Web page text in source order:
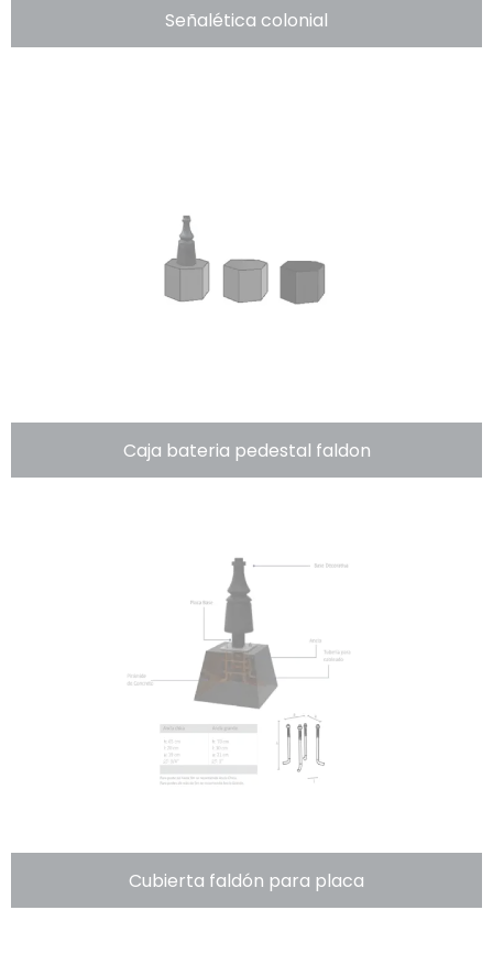
Señalética colonial
Caja bateria pedestal faldon
Cubierta faldón para placa